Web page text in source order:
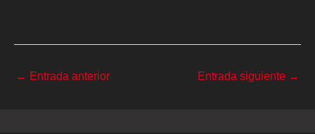
← Entrada anterior Entrada siguiente →